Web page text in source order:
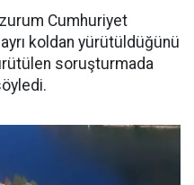
Cumhuriyet
ayrı koldan yürütüldüğünü
soruşturmada